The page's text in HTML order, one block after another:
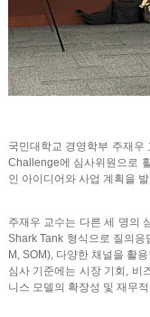
국민대학교 경영학부 주재
Challenge에 심사위원으로
인 아이디어와 사업 계획을
주재우 교수는 다른 세 명의
Shark Tank 형식으로 질의
M, SOM), 다양한 채널을 활
심사 기준에는 시장 기회, 비
니스 모델의 확장성 및 재무